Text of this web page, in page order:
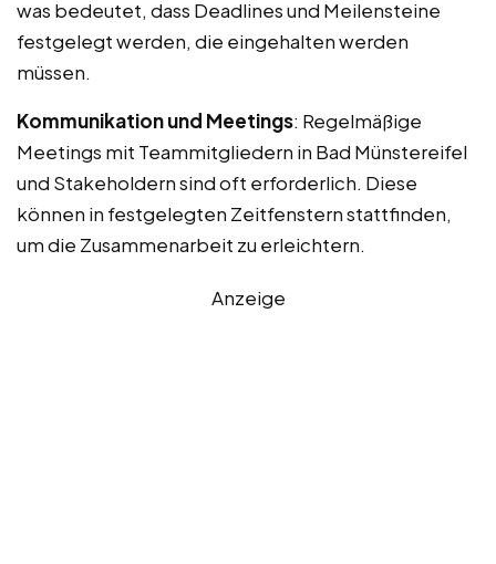
was bedeutet, dass Deadlines und Meilensteine
festgelegt werden, die eingehalten werden
müssen.
Kommunikation und Meetings: Regelmäßige
Meetings mit Teammitgliedern in Bad Münstereifel
und Stakeholdern sind oft erforderlich. Diese
können in festgelegten Zeitfenstern stattfinden,
um die Zusammenarbeit zu erleichtern.
Anzeige